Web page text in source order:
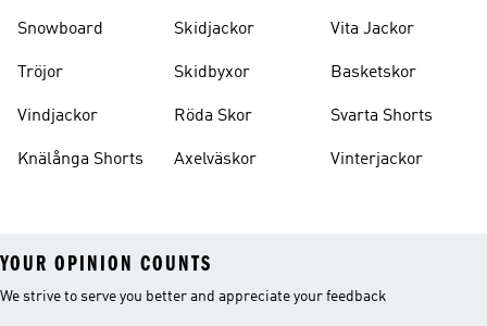
Snowboard
Tröjor
Vindjackor
Knälånga Shorts
Skidjackor
Skidbyxor
Röda Skor
Axelväskor
Vita Jackor
Basketskor
Svarta Shorts
Vinterjackor
YOUR OPINION COUNTS
We strive to serve you better and appreciate your feedback